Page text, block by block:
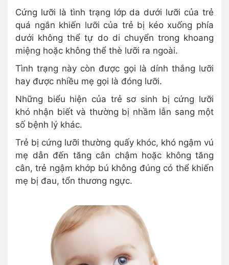
Cứng lưỡi là tình trạng lớp da dưới lưỡi của trẻ
quá ngắn khiến lưỡi của trẻ bị kéo xuống phía
dưới không thể tự do di chuyển trong khoang
miệng hoặc không thể thè lưỡi ra ngoài.
Tình trạng này còn được gọi là dính thắng lưỡi
hay được nhiều mẹ gọi là đóng lưỡi.
Những biểu hiện của trẻ sơ sinh bị cứng lưỡi
khó nhận biết và thường bị nhầm lẫn sang một
số bệnh lý khác.
Trẻ bị cứng lưỡi thường quấy khóc, khó ngậm vú
mẹ dẫn đến tăng cân chậm hoặc không tăng
cân, trẻ ngậm khớp bú không đúng có thể khiến
mẹ bị đau, tổn thương ngực.